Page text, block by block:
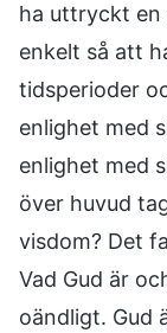
ha uttryckt en
enkelt så att
tidsperioder
enlighet med
enlighet med
över huvud
visdom? Det
Vad Gud är
oändligt. Gud